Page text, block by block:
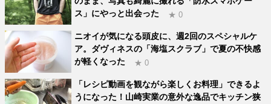
ス」にやっと出会った
★ 0
ニオイが気になる頭皮に、週2回のスペシャルケ
ア。ダヴィネスの「海塩スクラブ」で夏の不快感
が軽くなった
★ 0
「レシピ動画を観ながら楽しくお料理」できるよ
うになった！山崎実業の意外な逸品でキッチン狭